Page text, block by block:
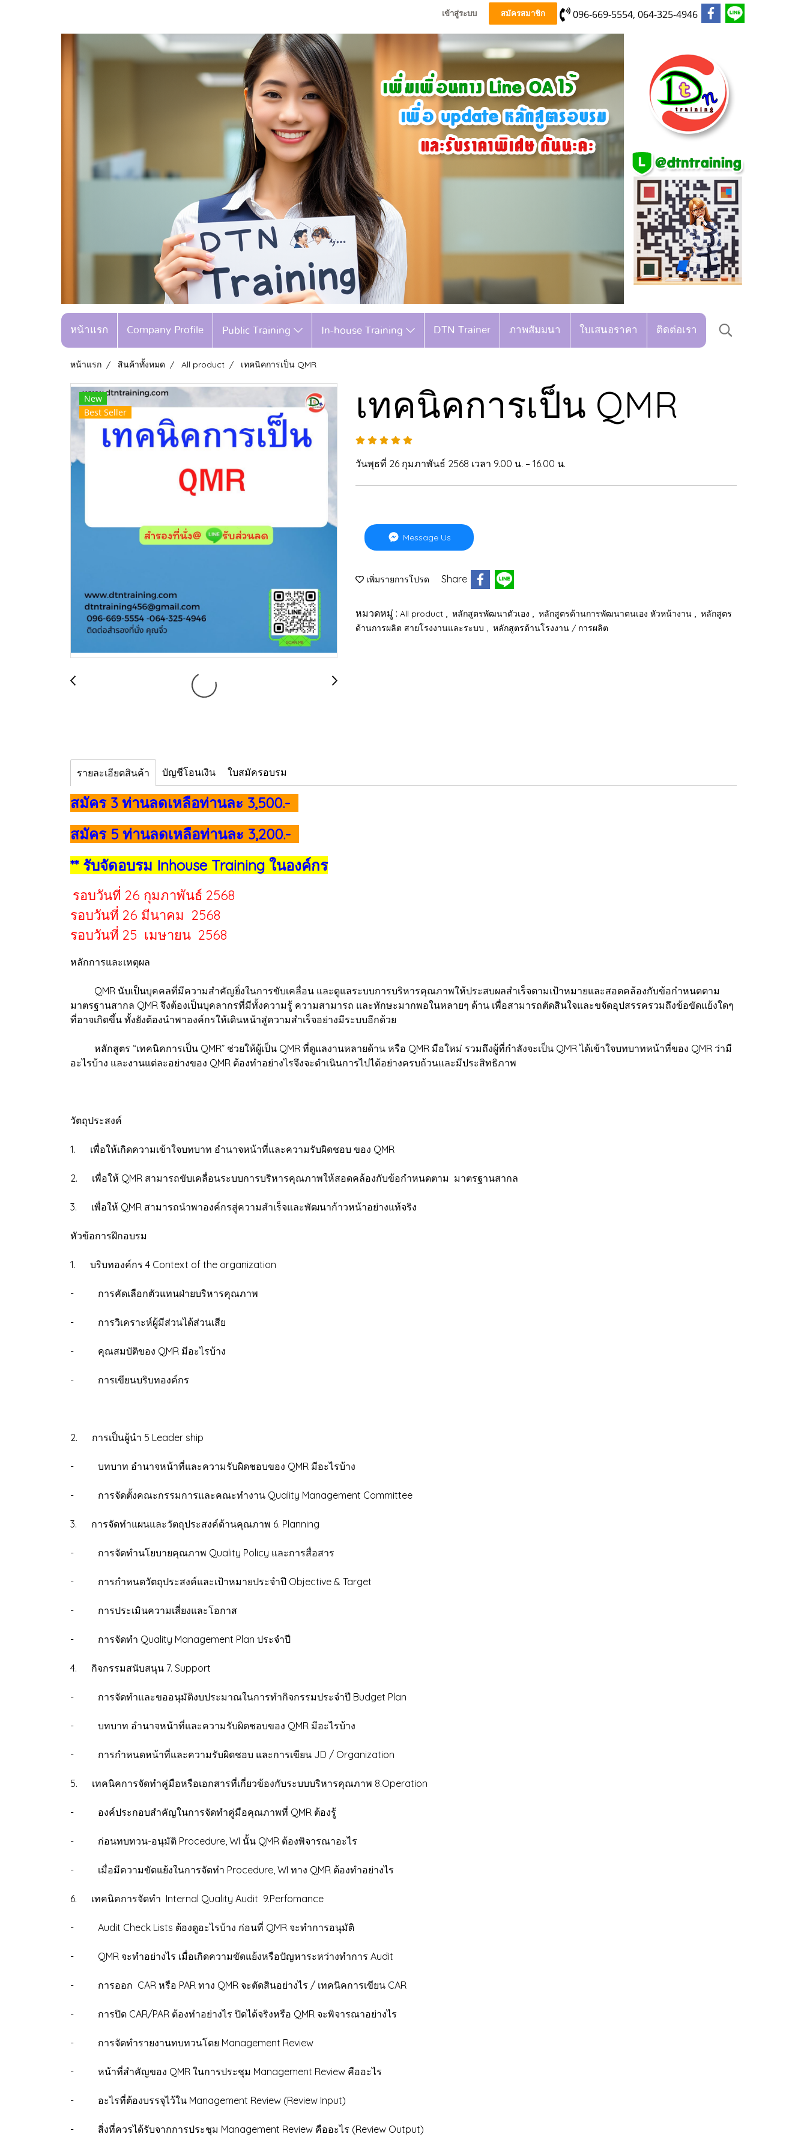
เข้าสู่ระบบ สมัครสมาชิก 096-669-5554, 064-325-4946
หน้าแรก Company Profile Public Training In-house Training DTN Trainer ภาพสัมมนา ใบเสนอราคา ติดต่อเรา
หน้าแรก สินค้าทั้งหมด All product เทคนิคการเป็น QMR
New
Best Seller
เทคนิคการเป็น QMR
วันพุธที่ 26 กุมภาพันธ์ 2568 เวลา 9.00 น. – 16.00 น.
Message Us
เพิ่มรายการโปรด Share
หมวดหมู่ : All product หลักสูตรพัฒนาตัวเอง หลักสูตรด้านการพัฒนาตนเอง หัวหน้างาน
หลักสูตร
ด้านการผลิต สายโรงงานและระบบ
หลักสูตรด้านโรงงาน / การผลิต
รายละเอียดสินค้า บัญชีโอนเงิน ใบสมัครอบรม
สมัคร 3 ท่านลดเหลือท่านละ 3,500.-
สมัคร 5 ท่านลดเหลือท่านละ 3,200.-
** รับจัดอบรม Inhouse Training ในองค์กร
รอบวันที่ 26 กุมภาพันธ์ 2568
รอบวันที่ 26 มีนาคม 2568
รอบวันที่ 25 เมษายน 2568
หลักการและเหตุผล
QMR นับเป็นบุคคลที่มีความสำคัญยิ่งในการขับเคลื่อน และดูแลระบบการบริหารคุณภาพให้ประสบผลสำเร็จตามเป้าหมายและสอดคล้องกับข้อกำหนดตาม
มาตรฐานสากล QMR จึงต้องเป็นบุคลากรที่มีทั้งความรู้ ความสามารถ และทักษะมากพอในหลายๆ ด้าน เพื่อสามารถตัดสินใจและขจัดอุปสรรครวมถึงข้อขัดแย้งใดๆ
ที่อาจเกิดขึ้น ทั้งยังต้องนำพาองค์กรให้เดินหน้าสู่ความสำเร็จอย่างมีระบบอีกด้วย
หลักสูตร “เทคนิคการเป็น QMR” ช่วยให้ผู้เป็น QMR ที่ดูแลงานหลายด้าน หรือ QMR มือใหม่ รวมถึงผู้ที่กำลังจะเป็น QMR ได้เข้าใจบทบาทหน้าที่ของ QMR ว่ามี
อะไรบ้าง และงานแต่ละอย่างของ QMR ต้องทำอย่างไรจึงจะดำเนินการไปได้อย่างครบถ้วนและมีประสิทธิภาพ
วัตถุประสงค์
1. เพื่อให้เกิดความเข้าใจบทบาท อำนาจหน้าที่และความรับผิดชอบ ของ QMR
2. เพื่อให้ QMR สามารถขับเคลื่อนระบบการบริหารคุณภาพให้สอดคล้องกับข้อกำหนดตาม มาตรฐานสากล
3. เพื่อให้ QMR สามารถนำพาองค์กรสู่ความสำเร็จและพัฒนาก้าวหน้าอย่างแท้จริง
หัวข้อการฝึกอบรม
1. บริบทองค์กร 4 Context of the organization
- การคัดเลือกตัวแทนฝ่ายบริหารคุณภาพ
- การวิเคราะห์ผู้มีส่วนได้ส่วนเสีย
- คุณสมบัติของ QMR มีอะไรบ้าง
- การเขียนบริบทองค์กร
2. การเป็นผู้นำ 5 Leader ship
- บทบาท อำนาจหน้าที่และความรับผิดชอบของ QMR มีอะไรบ้าง
- การจัดตั้งคณะกรรมการและคณะทำงาน Quality Management Committee
3. การจัดทำแผนและวัตถุประสงค์ด้านคุณภาพ 6. Planning
- การจัดทำนโยบายคุณภาพ Quality Policy และการสื่อสาร
- การกำหนดวัตถุประสงค์และเป้าหมายประจำปี Objective & Target
- การประเมินความเสี่ยงและโอกาส
- การจัดทำ Quality Management Plan ประจำปี
4. กิจกรรมสนับสนุน 7. Support
- การจัดทำและขออนุมัติงบประมาณในการทำกิจกรรมประจำปี Budget Plan
- บทบาท อำนาจหน้าที่และความรับผิดชอบของ QMR มีอะไรบ้าง
- การกำหนดหน้าที่และความรับผิดชอบ และการเขียน JD / Organization
5. เทคนิคการจัดทำคู่มือหรือเอกสารที่เกี่ยวข้องกับระบบบริหารคุณภาพ 8.Operation
- องค์ประกอบสำคัญในการจัดทำคู่มือคุณภาพที่ QMR ต้องรู้
- ก่อนทบทวน-อนุมัติ Procedure, WI นั้น QMR ต้องพิจารณาอะไร
- เมื่อมีความขัดแย้งในการจัดทำ Procedure, WI ทาง QMR ต้องทำอย่างไร
6. เทคนิคการจัดทำ Internal Quality Audit 9.Perfomance
- Audit Check Lists ต้องดูอะไรบ้าง ก่อนที่ QMR จะทำการอนุมัติ
- QMR จะทำอย่างไร เมื่อเกิดความขัดแย้งหรือปัญหาระหว่างทำการ Audit
- การออก CAR หรือ PAR ทาง QMR จะตัดสินอย่างไร / เทคนิคการเขียน CAR
- การปิด CAR/PAR ต้องทำอย่างไร ปิดได้จริงหรือ QMR จะพิจารณาอย่างไร
- การจัดทำรายงานทบทวนโดย Management Review
- หน้าที่สำคัญของ QMR ในการประชุม Management Review คืออะไร
- อะไรที่ต้องบรรจุไว้ใน Management Review (Review Input)
- สิ่งที่ควรได้รับจากการประชุม Management Review คืออะไร (Review Output)